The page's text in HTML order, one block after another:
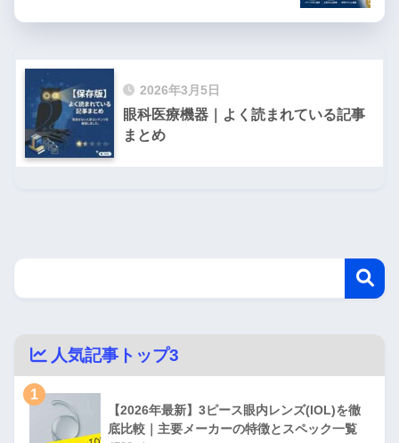
2026年3月5日
眼科医療機器｜よく読まれている記事
まとめ
人気記事トップ3
1
【2026年最新】3ピース眼内レンズ(IOL)を徹
底比較｜主要メーカーの特徴とスペック一覧